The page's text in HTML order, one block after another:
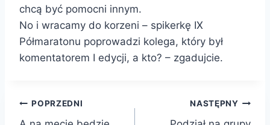
chcą być pomocni innym.
No i wracamy do korzeni – spikerkę IX
Półmaratonu poprowadzi kolega, który był
komentatorem I edycji, a kto? – zgadujcie.
Nawigacja
POPRZEDNI NASTĘPNY